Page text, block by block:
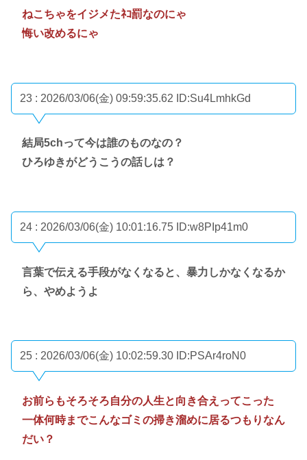
ねこちゃをイジメたﾈｺ罰なのにゃ
悔い改めるにゃ
23 : 2026/03/06(金) 09:59:35.62 ID:Su4LmhkGd
結局5chって今は誰のものなの？
ひろゆきがどうこうの話しは？
24 : 2026/03/06(金) 10:01:16.75 ID:w8PIp41m0
言葉で伝える手段がなくなると、暴力しかなくなるか
ら、やめようよ
25 : 2026/03/06(金) 10:02:59.30 ID:PSAr4roN0
お前らもそろそろ自分の人生と向き合えってこった
一体何時までこんなゴミの掃き溜めに居るつもりなん
だい？